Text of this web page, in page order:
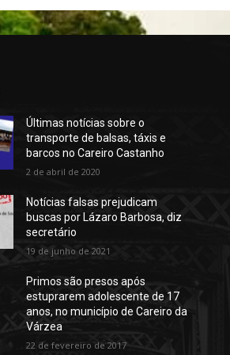
Últimas notícias sobre o
transporte de balsas, táxis e
barcos no Careiro Castanho
2 de abril de 2020
Notícias falsas prejudicam
buscas por Lázaro Barbosa, diz
secretário
19 de junho de 2021
Primos são presos após
estuprarem adolescente de 17
anos, no município de Careiro da
Várzea
22 de fevereiro de 2017